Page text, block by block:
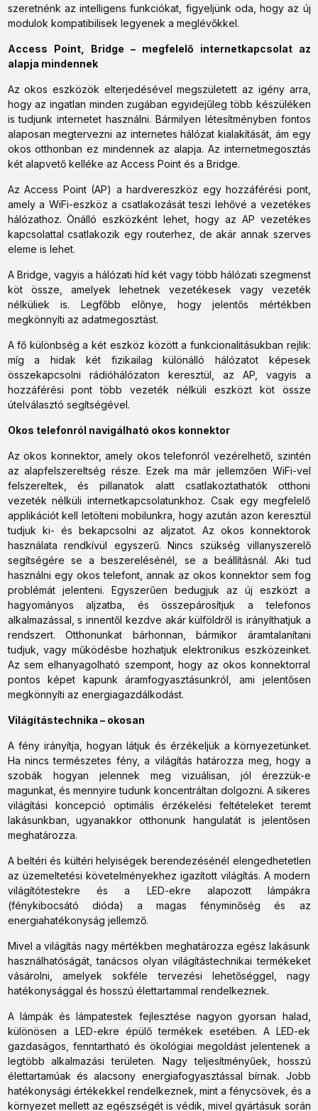
szeretnénk az intelligens funkciókat, figyeljünk oda, hogy az új
modulok kompatibilisek legyenek a meglévőkkel.
Access Point, Bridge – megfelelő internetkapcsolat az
alapja mindennek
Az okos eszközök elterjedésével megszületett az igény arra,
hogy az ingatlan minden zugában egyidejűleg több készüléken
is tudjunk internetet használni. Bármilyen létesítményben fontos
alaposan megtervezni az internetes hálózat kialakítását, ám egy
okos otthonban ez mindennek az alapja. Az internetmegosztás
két alapvető kelléke az Access Point és a Bridge.
Az Access Point (AP) a hardvereszköz egy hozzáférési pont,
amely a WiFi-eszköz a csatlakozását teszi lehővé a vezetékes
hálózathoz. Önálló eszközként lehet, hogy az AP vezetékes
kapcsolattal csatlakozik egy routerhez, de akár annak szerves
eleme is lehet.
A Bridge, vagyis a hálózati híd két vagy több hálózati szegmenst
köt össze, amelyek lehetnek vezetékesek vagy vezeték
nélküliek is. Legfőbb előnye, hogy jelentős mértékben
megkönnyíti az adatmegosztást.
A fő különbség a két eszköz között a funkcionalitásukban rejlik:
míg a hidak két fizikailag különálló hálózatot képesek
összekapcsolni rádióhálózaton keresztül, az AP, vagyis a
hozzáférési pont több vezeték nélküli eszközt köt össze
útelválasztó segítségével.
Okos telefonról navigálható okos konnektor
Az okos konnektor, amely okos telefonról vezérelhető, szintén
az alapfelszereltség része. Ezek ma már jellemzően WiFi-vel
felszereltek, és pillanatok alatt csatlakoztathatók otthoni
vezeték nélküli internetkapcsolatunkhoz. Csak egy megfelelő
applikációt kell letölteni mobilunkra, hogy azután azon keresztül
tudjuk ki- és bekapcsolni az aljzatot. Az okos konnektorok
használata rendkívül egyszerű. Nincs szükség villanyszerelő
segítségére se a beszerelésénél, se a beállításnál. Aki tud
használni egy okos telefont, annak az okos konnektor sem fog
problémát jelenteni. Egyszerűen bedugjuk az új eszközt a
hagyományos aljzatba, és összepárosítjuk a telefonos
alkalmazással, s innentől kezdve akár külföldről is irányíthatjuk a
rendszert. Otthonunkat bárhonnan, bármikor áramtalanítani
tudjuk, vagy működésbe hozhatjuk elektronikus eszközeinket.
Az sem elhanyagolható szempont, hogy az okos konnektorral
pontos képet kapunk áramfogyasztásunkról, ami jelentősen
megkönnyíti az energiagazdálkodást.
Világítástechnika – okosan
A fény irányítja, hogyan látjuk és érzékeljük a környezetünket.
Ha nincs természetes fény, a világítás határozza meg, hogy a
szobák hogyan jelennek meg vizuálisan, jól érezzük-e
magunkat, és mennyire tudunk koncentráltan dolgozni. A sikeres
világítási koncepció optimális érzékelési feltételeket teremt
lakásunkban, ugyanakkor otthonunk hangulatát is jelentősen
meghatározza.
A beltéri és kültéri helyiségek berendezésénél elengedhetetlen
az üzemeltetési követelményekhez igazított világítás. A modern
világítótestekre és a LED-ekre alapozott lámpákra
(fénykibocsátó dióda) a magas fényminőség és az
energiahatékonyság jellemző.
Mivel a világítás nagy mértékben meghatározza egész lakásunk
használhatóságát, tanácsos olyan világítástechnikai termékeket
vásárolni, amelyek sokféle tervezési lehetőséggel, nagy
hatékonysággal és hosszú élettartammal rendelkeznek.
A lámpák és lámpatestek fejlesztése nagyon gyorsan halad,
különösen a LED-ekre épülő termékek esetében. A LED-ek
gazdaságos, fenntartható és ökológiai megoldást jelentenek a
legtöbb alkalmazási területen. Nagy teljesítményűek, hosszú
élettartamúak és alacsony energiafogyasztással bírnak. Jobb
hatékonysági értékekkel rendelkeznek, mint a fénycsövek, és a
környezet mellett az egészségét is védik, mivel gyártásuk során